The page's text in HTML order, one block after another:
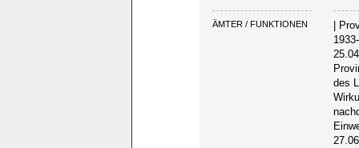
ÄMTER / FUNKTIONEN
|
des